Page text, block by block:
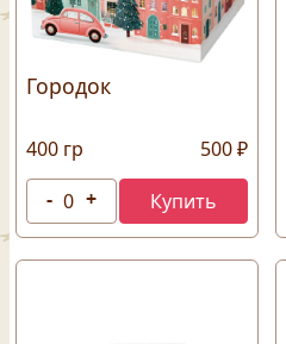
Городок
400 гр 500 ₽